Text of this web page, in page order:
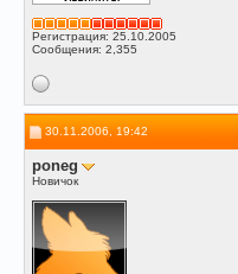
Регистрация: 25.10.2005
Сообщения: 2,355
30.11.2006, 19:42
poneg
Новичок